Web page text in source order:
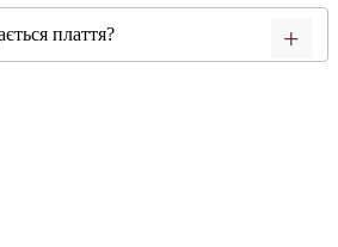
плаття?